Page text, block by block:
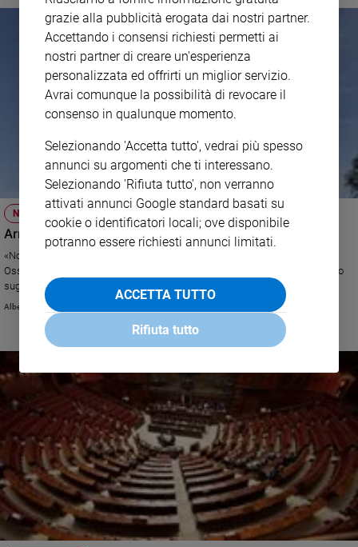
NON VIOLENZA
Armi, il Vaticano contro droni e soldati robot
«No all'equilibrio del terrore»: duro intervento di monsignor Ivan Jurkovič,
Osservatore permanente della Santa Sede all’Onu di Ginevra, nell’incontro
sugli armamenti letali autonomi. Il rappresentante della Santa Sede ha
messo l’accento sulla prevenzione come via per evitare il diffondersi di
strumenti bellici sempre più distruttivi.
Alberto Chiara
grazie alla pubblicità erogata dai nostri partner.
Accettando i consensi richiesti permetti ai
nostri partner di creare un'esperienza
personalizzata ed offrirti un miglior servizio.
Avrai comunque la possibilità di revocare il
consenso in qualunque momento.
Selezionando 'Accetta tutto', vedrai più spesso
annunci su argomenti che ti interessano.
Selezionando 'Rifiuta tutto', non verranno
attivati annunci Google standard basati su
cookie o identificatori locali; ove disponibile
potranno essere richiesti annunci limitati.
ACCETTA TUTTO
Rifiuta tutto